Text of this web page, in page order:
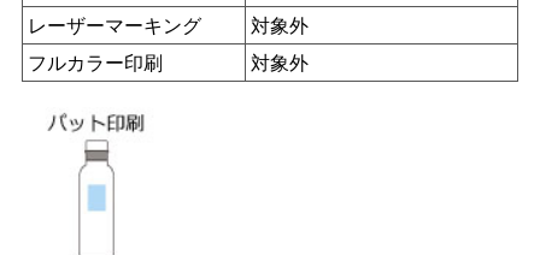
レーザーマーキング
対象外
フルカラー印刷
対象外